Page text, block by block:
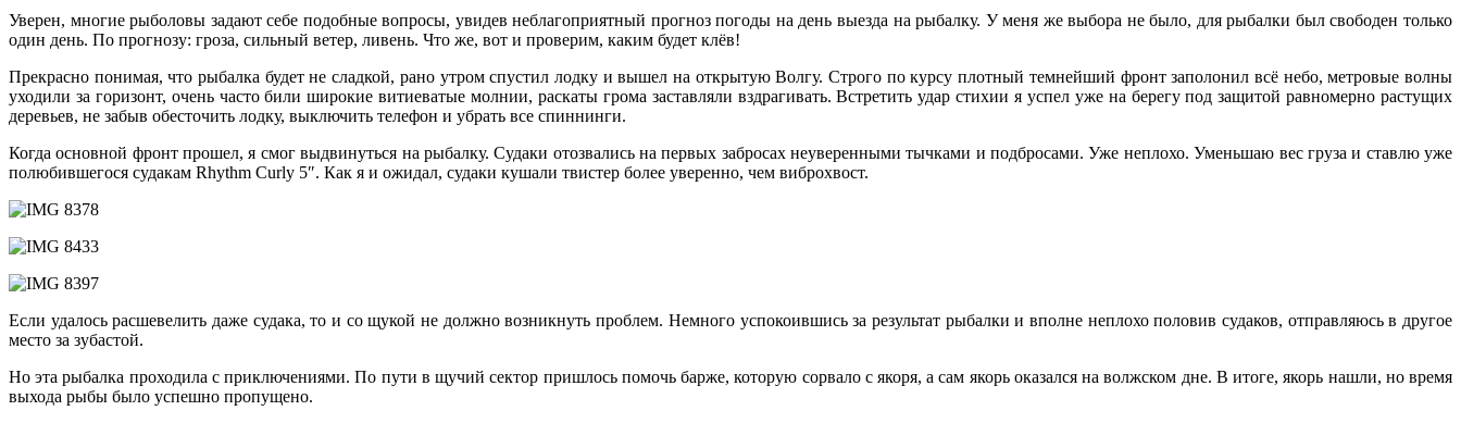
Уверен, многие рыболовы задают себе подобные вопросы, увидев неблагоприятный прогноз погоды на день выезда на рыбалку. У меня же выбора не было, для рыбалки был свободен только
один день. По прогнозу: гроза, сильный ветер, ливень. Что же, вот и проверим, каким будет клёв!
Прекрасно понимая, что рыбалка будет не сладкой, рано утром спустил лодку и вышел на открытую Волгу. Строго по курсу плотный темнейший фронт заполонил всё небо, метровые волны
уходили за горизонт, очень часто били широкие витиеватые молнии, раскаты грома заставляли вздрагивать. Встретить удар стихии я успел уже на берегу под защитой равномерно растущих
деревьев, не забыв обесточить лодку, выключить телефон и убрать все спиннинги.
Когда основной фронт прошел, я смог выдвинуться на рыбалку. Судаки отозвались на первых забросах неуверенными тычками и подбросами. Уже неплохо. Уменьшаю вес груза и ставлю уже
полюбившегося судакам Rhythm Curly 5″. Как я и ожидал, судаки кушали твистер более уверенно, чем виброхвост.
Если удалось расшевелить даже судака, то и со щукой не должно возникнуть проблем. Немного успокоившись за результат рыбалки и вполне неплохо половив судаков, отправляюсь в другое
место за зубастой.
Но эта рыбалка проходила с приключениями. По пути в щучий сектор пришлось помочь барже, которую сорвало с якоря, а сам якорь оказался на волжском дне. В итоге, якорь нашли, но время
выхода рыбы было успешно пропущено.